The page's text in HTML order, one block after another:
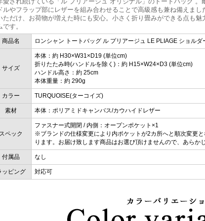
ルやフラップ部にレザーを組み合わせることで高級感も兼ね備えま
ただけ、お荷物が増えた時にも安心。小さく折り畳みができる点も
です。
商品名 ロンシャン トートバッグ ル プリアージュ LE PLIAGE ショル
サイズ
本体：約 H30×W31×D19 (単位cm)
折りたたみ時(ハンドルを除く)：約 H15×W24×D3 (単位cm)
ハンドル高さ：約 25cm
本体重量：約 290g
カラー TURQUOISE(ターコイズ)
素材 本体：ポリアミドキャンバス/カウハイドレザー
スペック
ファスナー式開閉 / 内側：オープンポケット×1
※ブランドの仕様変更により内ポケットが2カ所へと順次変更
ります。お届け致します商品はお選び頂けませんので、あらか
付属品 なし
ッピング 対応可